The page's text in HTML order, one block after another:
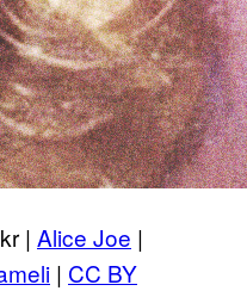
| Alice Joe |
| CC BY